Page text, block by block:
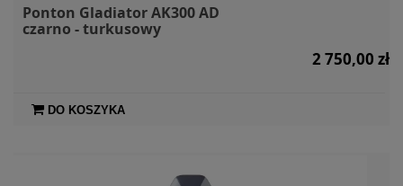
Ponton Gladiator AK300 AD
czarno - turkusowy
2 750,00 zł
DO KOSZYKA